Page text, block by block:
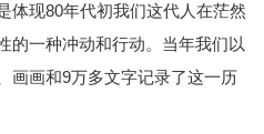
体现80年代初我们这代人在茫然
的一种冲动和行动。当年我们以
画画和9万多文字记录了这一历